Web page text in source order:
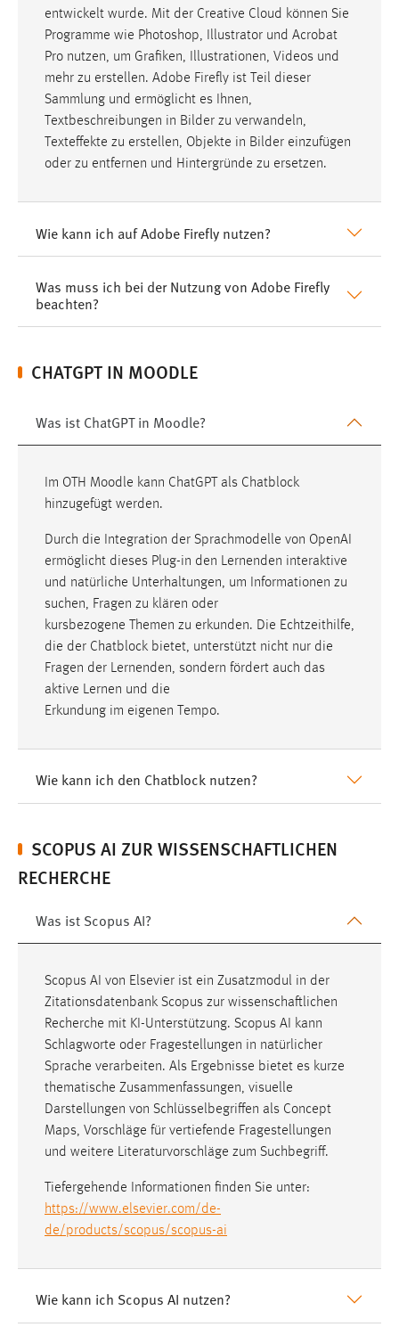
entwickelt wurde. Mit der Creative Cloud können Sie
Programme wie Photoshop, Illustrator und Acrobat
Pro nutzen, um Grafiken, Illustrationen, Videos und
mehr zu erstellen. Adobe Firefly ist Teil dieser
Sammlung und ermöglicht es Ihnen,
Textbeschreibungen in Bilder zu verwandeln,
Texteffekte zu erstellen, Objekte in Bilder einzufügen
oder zu entfernen und Hintergründe zu ersetzen.
Wie kann ich auf Adobe Firefly nutzen?
Was muss ich bei der Nutzung von Adobe Firefly
beachten?
CHATGPT IN MOODLE
Was ist ChatGPT in Moodle?
Im OTH Moodle kann ChatGPT als Chatblock
hinzugefügt werden.
Durch die Integration der Sprachmodelle von OpenAI
ermöglicht dieses Plug-in den Lernenden interaktive
und natürliche Unterhaltungen, um Informationen zu
suchen, Fragen zu klären oder
kursbezogene Themen zu erkunden. Die Echtzeithilfe,
die der Chatblock bietet, unterstützt nicht nur die
Fragen der Lernenden, sondern fördert auch das
aktive Lernen und die
Erkundung im eigenen Tempo.
Wie kann ich den Chatblock nutzen?
SCOPUS AI ZUR WISSENSCHAFTLICHEN
RECHERCHE
Was ist Scopus AI?
Scopus AI von Elsevier ist ein Zusatzmodul in der
Zitationsdatenbank Scopus zur wissenschaftlichen
Recherche mit KI-Unterstützung. Scopus AI kann
Schlagworte oder Fragestellungen in natürlicher
Sprache verarbeiten. Als Ergebnisse bietet es kurze
thematische Zusammenfassungen, visuelle
Darstellungen von Schlüsselbegriffen als Concept
Maps, Vorschläge für vertiefende Fragestellungen
und weitere Literaturvorschläge zum Suchbegriff.
Tiefergehende Informationen finden Sie unter:
https://www.elsevier.com/de-
de/products/scopus/scopus-ai
Wie kann ich Scopus AI nutzen?
3 Monate
Facebook Pixel
Name:
_fbp
Anbieter:
Conversion-Tracking
3 Monate
Um Inhalte von Videoplattformen und Social Media
externen Medien Cookies gesetzt.
EXTERNE KARTENANBIETER
Um Karten anzeigen zu können müssen die Kacheln
von externen Dienstleistern geladen werden. Es
werden hier Daten von externern Anbietern geladen.
Diese Anbieter sind:
Environmental Systems Research Institute
Es gelten die Datenschutzbestimmungen dieser
https://osmfoundation.org/wiki/Privacy_Policy
Kartenkacheln „Satellit“ von ESRI/ArcGIS:
intro.htm
Name:
Anbieter:
OpenStreet Map & ESRI Maps
Zweck:
Darstellung der Kacheln für die Karte
Cookie Laufzeit: